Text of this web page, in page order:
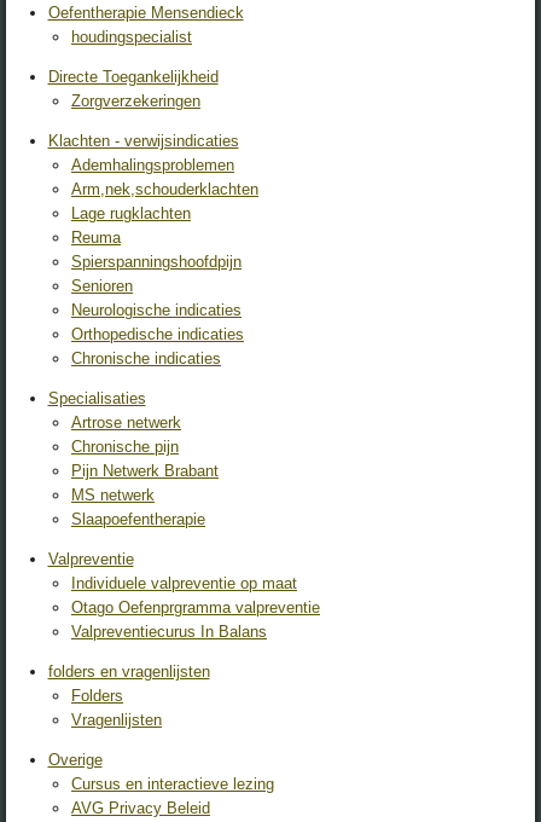
Oefentherapie Mensendieck
houdingspecialist
Directe Toegankelijkheid
Zorgverzekeringen
Klachten - verwijsindicaties
Ademhalingsproblemen
Arm,nek,schouderklachten
Lage rugklachten
Reuma
Spierspanningshoofdpijn
Senioren
Neurologische indicaties
Orthopedische indicaties
Chronische indicaties
Specialisaties
Artrose netwerk
Chronische pijn
Pijn Netwerk Brabant
MS netwerk
Slaapoefentherapie
Valpreventie
Individuele valpreventie op maat
Otago Oefenprgramma valpreventie
Valpreventiecurus In Balans
folders en vragenlijsten
Folders
Vragenlijsten
Overige
Cursus en interactieve lezing
AVG Privacy Beleid